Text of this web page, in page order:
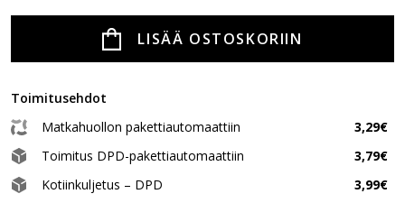
LISÄÄ OSTOSKORIIN
Toimitusehdot
Matkahuollon pakettiautomaattiin
3,29€
Toimitus DPD-pakettiautomaattiin
3,79€
Kotiinkuljetus – DPD
3,99€